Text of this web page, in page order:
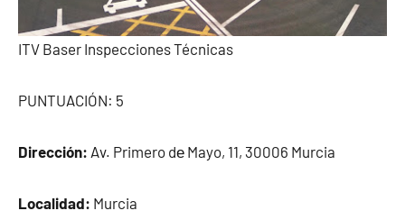
ITV Baser Inspecciones Técnicas
PUNTUACIÓN: 5
Dirección: Av. Primero dе Mayo, 11, 30006 Murcia
Localidad: Murcia